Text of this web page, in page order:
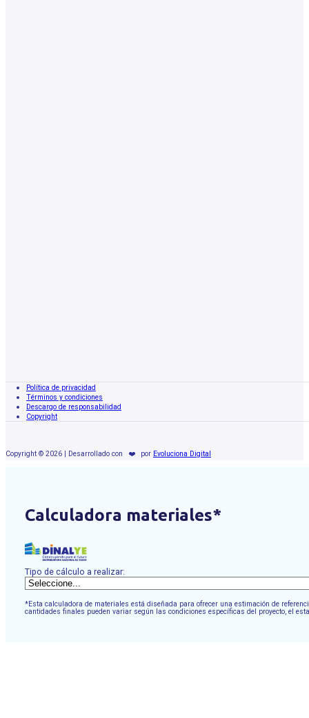
Política de privacidad
Términos y condiciones
Descargo de responsabilidad
Copyright
Copyright © 2026 | Desarrollado con ❤️ por Evoluciona Digital
Calculadora materiales*
Tipo de cálculo a realizar:
*Esta calculadora de materiales está diseñada para ofrecer una estimación de
cantidades finales pueden variar según las condiciones específicas del proyecto, el